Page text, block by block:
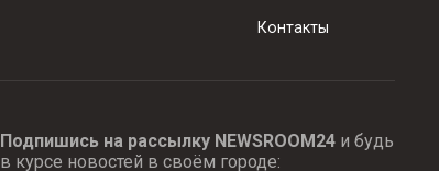
Контакты
Подпишись на рассылку NEWSROOM24и будь
в курсе новостей в своём городе: